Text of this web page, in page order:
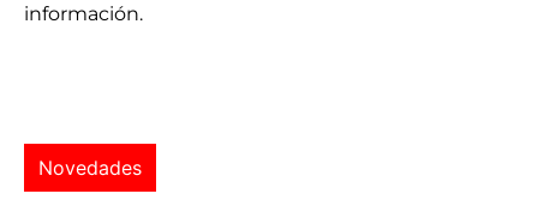
información.
Novedades